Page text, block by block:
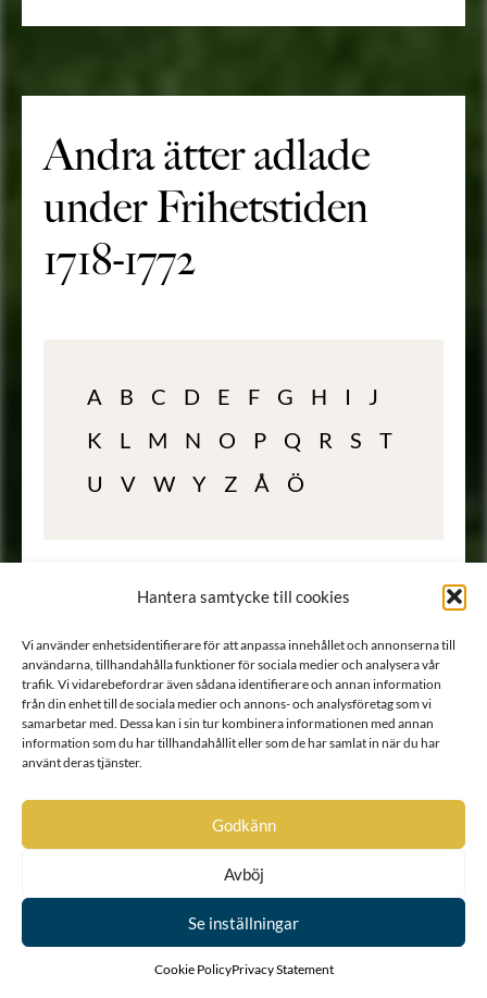
Hantera samtycke till cookies
Vi använder enhetsidentifierare för att anpassa innehållet och annonserna till
användarna, tillhandahålla funktioner för sociala medier och analysera vår
trafik. Vi vidarebefordrar även sådana identifierare och annan information
från din enhet till de sociala medier och annons- och analysföretag som vi
samarbetar med. Dessa kan i sin tur kombinera informationen med annan
information som du har tillhandahållit eller som de har samlat in när du har
använt deras tjänster.
Godkänn
Avböj
Se inställningar
Cookie PolicyPrivacy Statement
Andra ätter adlade
under Frihetstiden
1718-1772
A B C D E F G H I
J
K
L M N O P Q R S
T
U
V W Y Z Å Ö
Abrahamsson
1886
Adelheim
1610
Adelhielm
1707
Adelswärd
249
Adelswärd
1635
Adlerbaum
1732 B
Adlerbeth
1675
Adlerbielke
1632
Adlerheim
Adlerstolpe
Ointroducerad
Adlerståle